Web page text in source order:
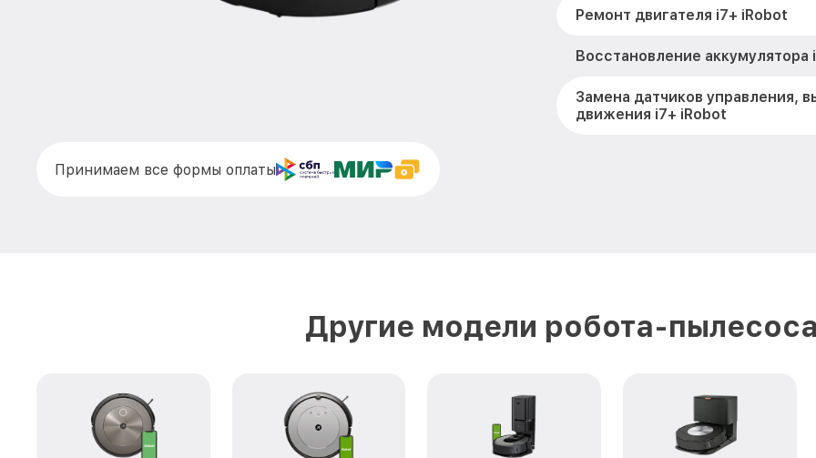
Ремонт двигателя i7+ iRobot
Восстановление аккумулятора
Замена датчиков управления,
движения i7+ iRobot
Ремонт материнской платы i7+
Принимаем все формы оплаты
Другие модели робота-